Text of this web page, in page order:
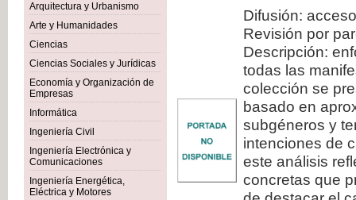
Arquitectura y Urbanismo
Arte y Humanidades
Ciencias
Ciencias Sociales y Jurídicas
Economía y Organización de
Empresas
Informática
Ingeniería Civil
Ingeniería Electrónica y
Comunicaciones
Ingeniería Energética,
Eléctrica y Motores
Difusión:
Revisión por
Descripción:
todas las
colección se
basado en
subgéneros y
intenciones de
este análisis
concretas que